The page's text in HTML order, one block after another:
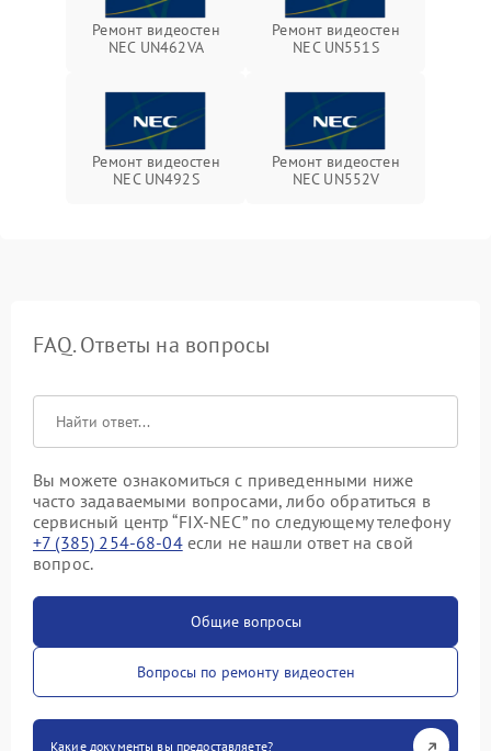
Ремонт видеостен
NEC UN462VA
Ремонт видеостен
NEC UN551S
Ремонт видеостен
NEC UN492S
Ремонт видеостен
NEC UN552V
FAQ. Ответы на вопросы
Вы можете ознакомиться с приведенными ниже
часто задаваемыми вопросами, либо обратиться в
сервисный центр “FIX-NEC” по следующему телефону
+7 (385) 254-68-04если не нашли ответ на свой
вопрос.
Общие вопросы
Вопросы по ремонту видеостен
Какие документы вы предоставляете?